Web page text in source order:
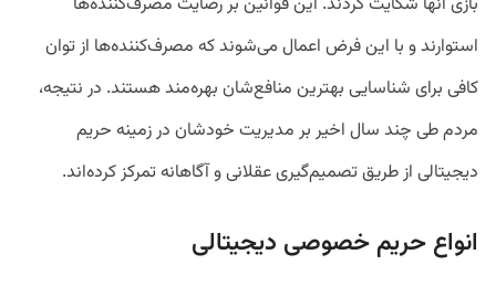
استوارند و با این فرض اعمال می‌شوند که مصرف‌کننده‌ها از توان
کافی برای شناسایی بهترین منافع‌شان بهره‌مند هستند. در نتیجه،
مردم طی چند سال اخیر بر مدیریت خودشان در زمینه حریم
دیجیتالی از طریق تصمیم‌گیری عقلانی و آگاهانه تمرکز کرده‌اند.
انواع حریم خصوصی دیجیتالی